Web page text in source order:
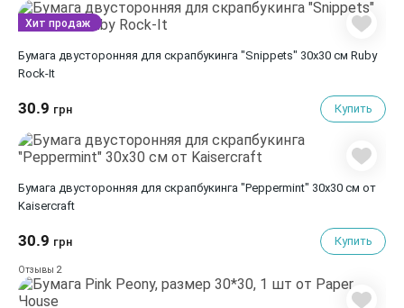
Бумага двусторонняя для скрапбукинга "Snippets" 30х30 см Ruby
Rock-It
30.9 грн Купить
Хит продаж
Бумага двусторонняя для скрапбукинга "Peppermint" 30х30 см от
Kaisercraft
30.9 грн Купить
Отзывы 2